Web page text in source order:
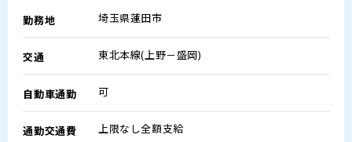
勤務地 埼玉県蓮田市
交通 東北本線(上野－盛岡)
自動車通勤 可
通勤交通費 上限なし全額支給